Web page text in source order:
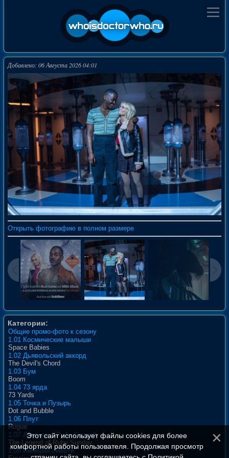
Добавлено: 06 Августа 2026 04:01
Открыть фотографию в полном размере
Категории:
Общие промо-фото к сезону
1.01 Космические малыши
Space Babies
1.02 Дьявольский аккорд
The Devil's Chord
1.03 Бум
Boom
1.04 73 ярда
73 Yards
1.05 Точка и Пузырь
Dot and Bubble
1.06 Плут
Rogue
1.07 Легенда о Руби Сандей
The Legend of Ruby Sunday
1.08 Империя смерти
Этот сайт использует файлы cookies для более
комфортной работы пользователя. Продолжая просмотр